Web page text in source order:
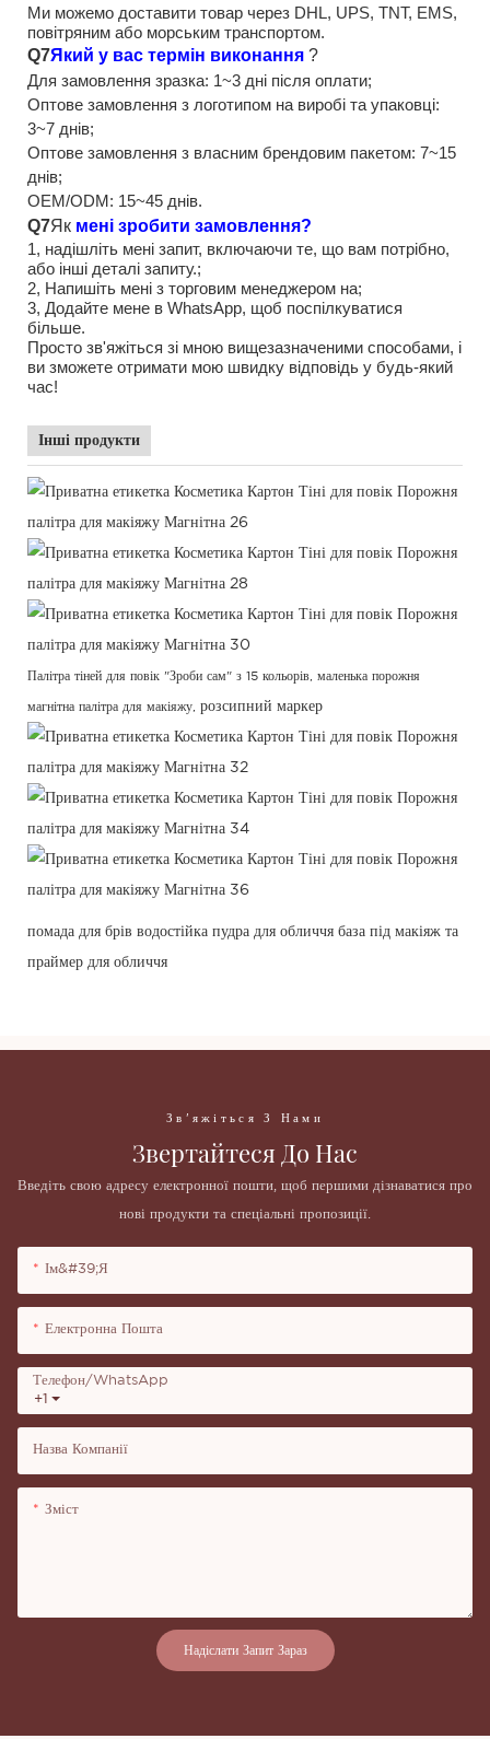
Ми можемо доставити товар через DHL, UPS, TNT, EMS,
повітряним або морським транспортом.
Q7Який у вас термін виконання ?
Для замовлення зразка: 1~3 дні після оплати;
Оптове замовлення з логотипом на виробі та упаковці:
3~7 днів;
Оптове замовлення з власним брендовим пакетом: 7~15
днів;
OEM/ODM: 15~45 днів.
Q7Як мені зробити замовлення?
1, надішліть мені запит, включаючи те, що вам потрібно,
або інші деталі запиту.;
2, Напишіть мені з торговим менеджером на;
3, Додайте мене в WhatsApp, щоб поспілкуватися
більше.
Просто зв'яжіться зі мною вищезазначеними способами, і
ви зможете отримати мою швидку відповідь у будь-який
час!
Інші продукти
Палітра тіней для повік "Зроби сам" з 15 кольорів, маленька порожня
магнітна палітра для макіяжу, розсипний маркер
помада для брів водостійка пудра для обличчя база під макіяж та
праймер для обличчя
Зв'яжіться З Нами
Звертайтеся До Нас
Введіть свою адресу електронної пошти, щоб першими дізнаватися про
нові продукти та спеціальні пропозиції.
Ім&#39;я
Електронна Пошта
+1
Телефон/WhatsApp
Назва Компанії
Зміст
Надіслати Запит Зараз